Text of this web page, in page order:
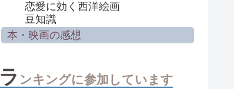
恋愛に効く西洋絵画
豆知識
本・映画の感想
ラ ンキングに参加しています